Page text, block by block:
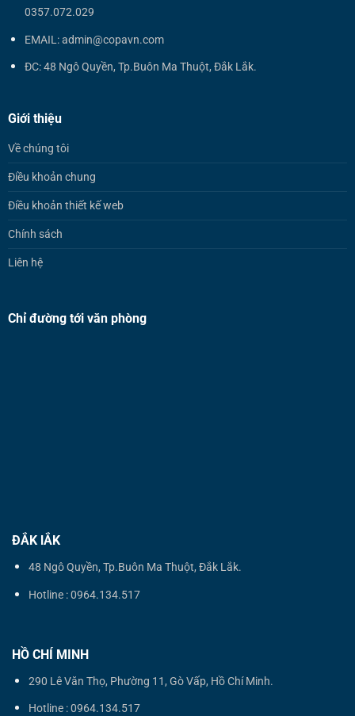
0357.072.029
EMAIL: admin@copavn.com
ĐC: 48 Ngô Quyền, Tp.Buôn Ma Thuột, Đắk Lắk.
Giới thiệu
Về chúng tôi
Điều khoản chung
Điều khoản thiết kế web
Chính sách
Liên hệ
Chỉ đường tới văn phòng
ĐẮK lẮK
48 Ngô Quyền, Tp.Buôn Ma Thuột, Đắk Lắk.
Hotline : 0964.134.517
HỒ CHÍ MINH
290 Lê Văn Thọ, Phường 11, Gò Vấp, Hồ Chí Minh.
Hotline : 0964.134.517